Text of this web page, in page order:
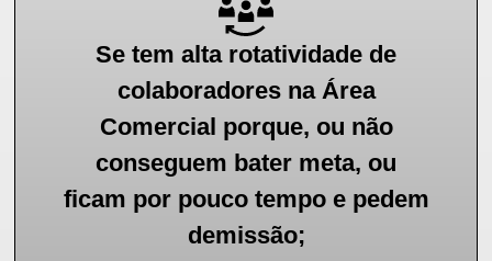
Se tem alta rotatividade de
colaboradores na Área
Comercial porque, ou não
conseguem bater meta, ou
ficam por pouco tempo e pedem
demissão;